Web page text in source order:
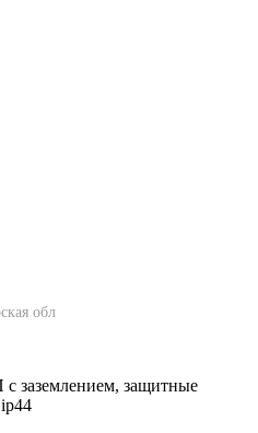
обл
с заземлением, защитные